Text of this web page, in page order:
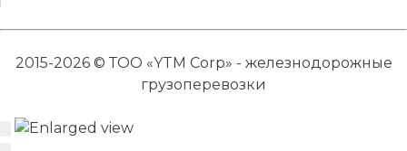
2015-2026 © ТОО «YTM Corp» - железнодорожные
грузоперевозки